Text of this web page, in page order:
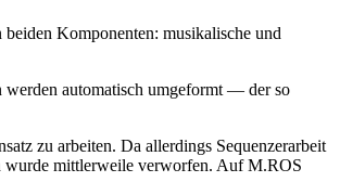
Komponenten: musikalische und
werden automatisch umgeformt — der so
zu arbeiten. Da allerdings Sequenzerarbeit
wurde mittlerweile verworfen. Auf M.ROS